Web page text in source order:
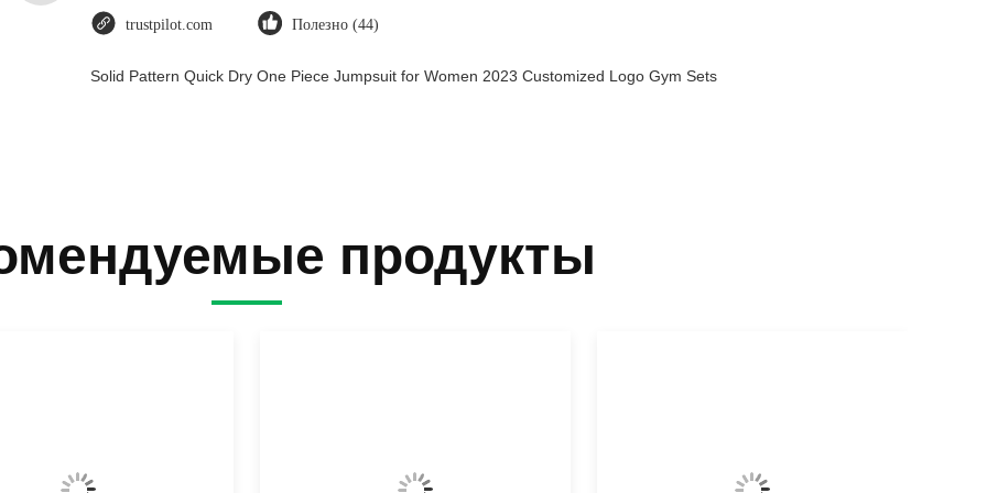
trustpilot.com Полезно (44)
Solid Pattern Quick Dry One Piece Jumpsuit for Women 2023 Customized Logo Gym Sets
продукты